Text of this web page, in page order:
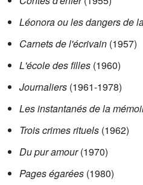
Léonora ou les dangers de
Carnets de l'écrivain (1957)
L'école des filles (1960)
Journaliers (1961-1978)
Les instantanés de la
Trois crimes rituels (1962)
Du pur amour(1970)
Pages égarées (1980)